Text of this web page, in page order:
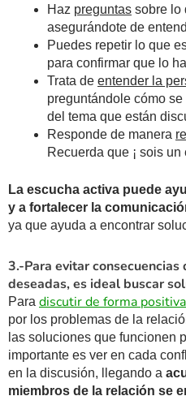
Haz preguntas sobre lo
asegurándote de
Puedes repetir lo que
para confirmar que lo
Trata de entender la
preguntándole cómo
del tema que están
Responde de manera
Recuerda que ¡ sois un
La escucha activa puede
y a fortalecer la
ya que ayuda a encontrar
3.-Para evitar consecuencias
deseadas, es ideal buscar
Para discutir de forma positiva
por los problemas de la
las soluciones que funcionen
importante es ver en cada
en la discusión, llegando a
miembros de la relación se